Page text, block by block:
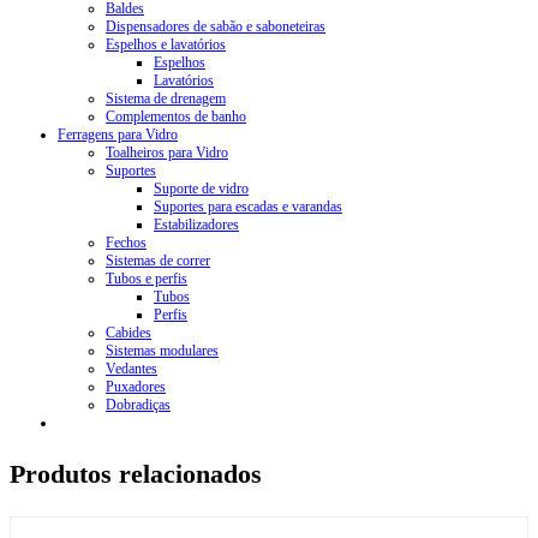
Baldes
Dispensadores de sabão e saboneteiras
Espelhos e lavatórios
Espelhos
Lavatórios
Sistema de drenagem
Complementos de banho
Ferragens para Vidro
Toalheiros para Vidro
Suportes
Suporte de vidro
Suportes para escadas e varandas
Estabilizadores
Fechos
Sistemas de correr
Tubos e perfis
Tubos
Perfis
Cabides
Sistemas modulares
Vedantes
Puxadores
Dobradiças
Produtos relacionados